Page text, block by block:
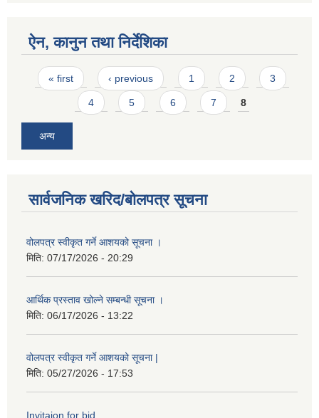
ऐन, कानुन तथा निर्देशिका
Pages
« first ‹ previous 1 2 3
4 5 6 7 8
अन्य
सार्वजनिक खरिद/बोलपत्र सूचना
वोलपत्र स्वीकृत गर्ने आशयको सूचना ।
मिति: 07/17/2026 - 20:29
आर्थिक प्रस्ताव खोल्ने सम्बन्धी सूचना ।
मिति: 06/17/2026 - 13:22
वोलपत्र स्वीकृत गर्ने आशयको सूचना |
मिति: 05/27/2026 - 17:53
Invitaion for bid.